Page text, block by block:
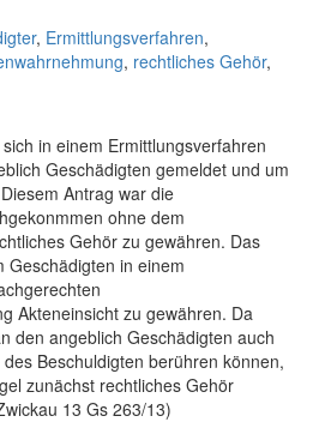
, Ermittlungsverfahren,
, rechtliches Gehör,
in einem Ermittlungsverfahren
Geschädigten gemeldet und um
Antrag war die
ohne dem
Gehör zu gewähren. Das
Geschädigten in einem
Akteneinsicht zu gewähren. Da
den angeblich Geschädigten auch
Beschuldigten berühren können,
zunächst rechtliches Gehör
13 Gs 263/13)